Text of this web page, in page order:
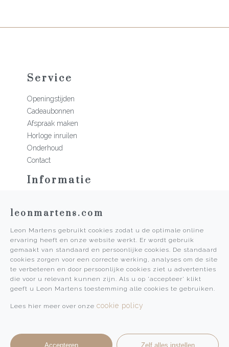
Service
Openingstijden
Cadeaubonnen
Afspraak maken
Horloge inruilen
Onderhoud
Contact
Informatie
Historie
Algemene voorwaarden
Privacy Policy
Pers
Leon Martens
Leon Martens Juwelier
leonmartens.com
Leon Martens gebruikt cookies zodat u de optimale online
ervaring heeft en onze website werkt. Er wordt gebruik
gemaakt van standaard en persoonlijke cookies. De standaard
cookies zorgen voor een correcte werking, analyses om de site
te verbeteren en door persoonlijke cookies ziet u advertenties
die voor u relevant kunnen zijn. Als u op 'accepteer' klikt
geeft u Leon Martens toestemming alle cookies te gebruiken.
Lees hier meer over onze cookie policy
Accepteren Zelf alles instellen